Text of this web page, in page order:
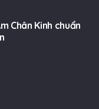
Chân Kinh chuẩn